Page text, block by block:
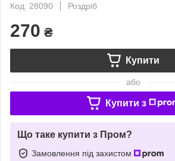
Код: 28090
Роздріб
270 ₴
Купити
або
Купити з
Що таке купити з Пром?
Замовлення під захистом